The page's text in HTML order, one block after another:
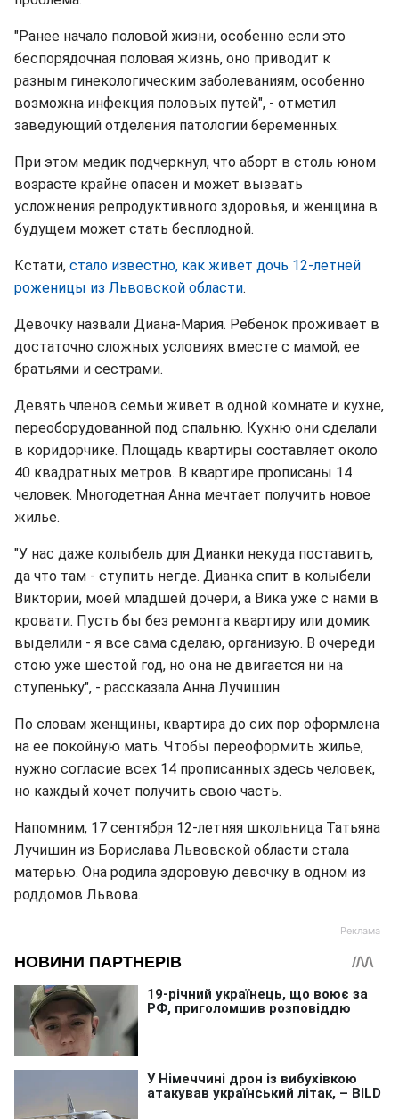
"Ранее начало половой жизни, особенно если это
беспорядочная половая жизнь, оно приводит к
разным гинекологическим заболеваниям, особенно
возможна инфекция половых путей", - отметил
заведующий отделения патологии беременных.
При этом медик подчеркнул, что аборт в столь юном
возрасте крайне опасен и может вызвать
усложнения репродуктивного здоровья, и женщина в
будущем может стать бесплодной.
Кстати, стало известно, как живет дочь 12-летней
роженицы из Львовской области.
Девочку назвали Диана-Мария. Ребенок проживает в
достаточно сложных условиях вместе с мамой, ее
братьями и сестрами.
Девять членов семьи живет в одной комнате и кухне,
переоборудованной под спальню. Кухню они сделали
в коридорчике. Площадь квартиры составляет около
40 квадратных метров. В квартире прописаны 14
человек. Многодетная Анна мечтает получить новое
жилье.
"У нас даже колыбель для Дианки некуда поставить,
да что там - ступить негде. Дианка спит в колыбели
Виктории, моей младшей дочери, а Вика уже с нами в
кровати. Пусть бы без ремонта квартиру или домик
выделили - я все сама сделаю, организую. В очереди
стою уже шестой год, но она не двигается ни на
ступеньку", - рассказала Анна Лучишин.
По словам женщины, квартира до сих пор оформлена
на ее покойную мать. Чтобы переоформить жилье,
нужно согласие всех 14 прописанных здесь человек,
но каждый хочет получить свою часть.
Напомним, 17 сентября 12-летняя школьница Татьяна
Лучишин из Борислава Львовской области стала
матерью. Она родила здоровую девочку в одном из
роддомов Львова.